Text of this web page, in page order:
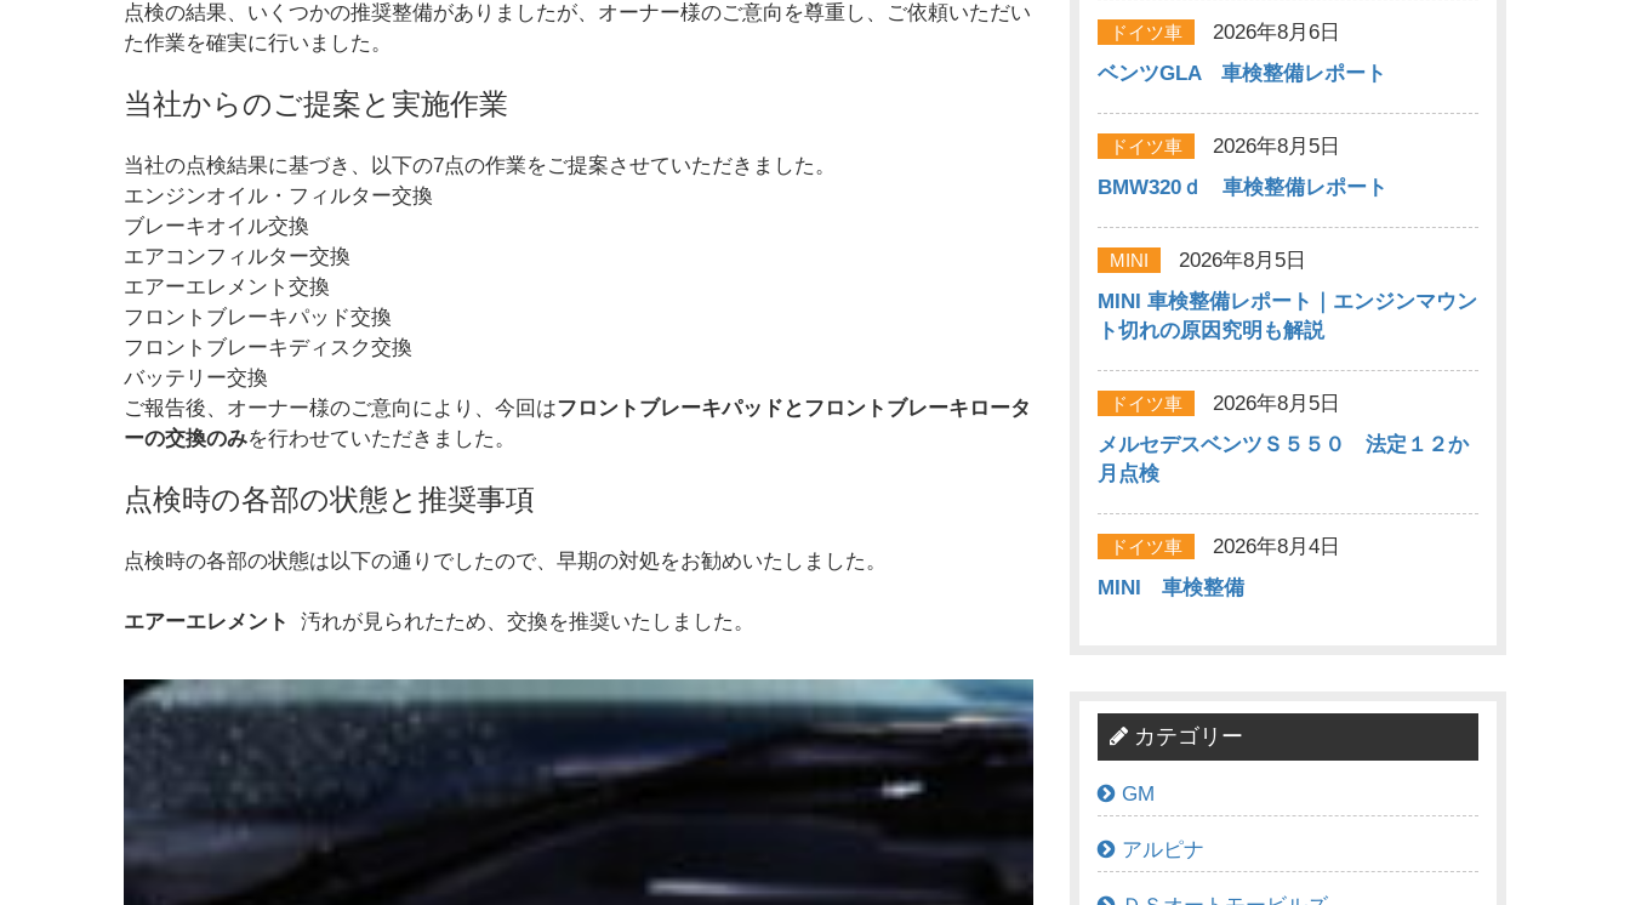
点検の結果、いくつかの推奨整備がありましたが、オーナー様のご意向を尊重し、ご依頼いただい
た作業を確実に行いました。
当社からのご提案と実施作業
当社の点検結果に基づき、以下の7点の作業をご提案させていただきました。
エンジンオイル・フィルター交換
ブレーキオイル交換
エアコンフィルター交換
エアーエレメント交換
フロントブレーキパッド交換
フロントブレーキディスク交換
バッテリー交換
ご報告後、オーナー様のご意向により、今回はフロントブレーキパッドとフロントブレーキロータ
ーの交換のみを行わせていただきました。
点検時の各部の状態と推奨事項
点検時の各部の状態は以下の通りでしたので、早期の対処をお勧めいたしました。
エアーエレメント 汚れが見られたため、交換を推奨いたしました。
ドイツ車
2026年8月6日
ベンツGLA 車検整備レポート
ドイツ車
2026年8月5日
BMW320ｄ 車検整備レポート
MINI
2026年8月5日
MINI 車検整備レポート｜エンジンマウン
ト切れの原因究明も解説
ドイツ車
2026年8月5日
メルセデスベンツＳ５５０ 法定１２か
月点検
ドイツ車
2026年8月4日
MINI 車検整備
カテゴリー
GM
アルピナ